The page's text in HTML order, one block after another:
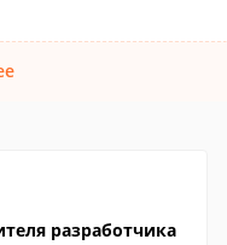
разработчика